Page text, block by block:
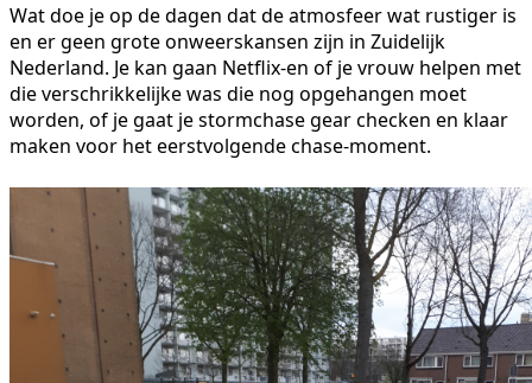
Wat doe je op de dagen dat de atmosfeer wat rustiger is
en er geen grote onweerskansen zijn in Zuidelijk
Nederland. Je kan gaan Netflix-en of je vrouw helpen met
die verschrikkelijke was die nog opgehangen moet
worden, of je gaat je stormchase gear checken en klaar
maken voor het eerstvolgende chase-moment.